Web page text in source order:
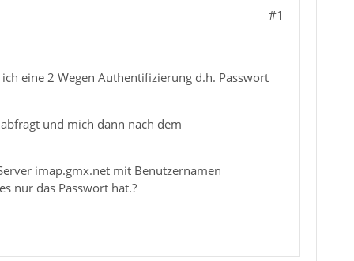
#1
eine 2 Wegen Authentifizierung d.h. Passwort
und mich dann nach dem
imap.gmx.net mit Benutzernamen
nur das Passwort hat.?